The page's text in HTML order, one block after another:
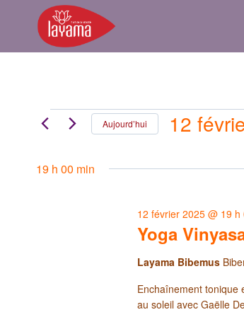
Évènements
for
Aujourd’hui 12
une
19 h 00 min
Yoga
12 février 2025 @ 19 h
Layama Bibemus
Enchaînement tonique
au soleil avec Gaëlle